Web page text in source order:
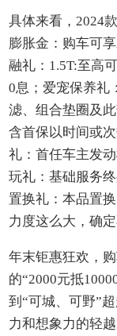
具体来看，2024
膨胀金：购车可
融礼：1.5T:至高
0息；爱宠保养礼
滤、组合垫圈及
含首保以时间或
礼：首任车主发
玩礼：基础服务
置换礼：本品置
力度这么大，确
年末钜惠狂欢，
的“2000元抵
到“可城、可野”
力和想象力的轻